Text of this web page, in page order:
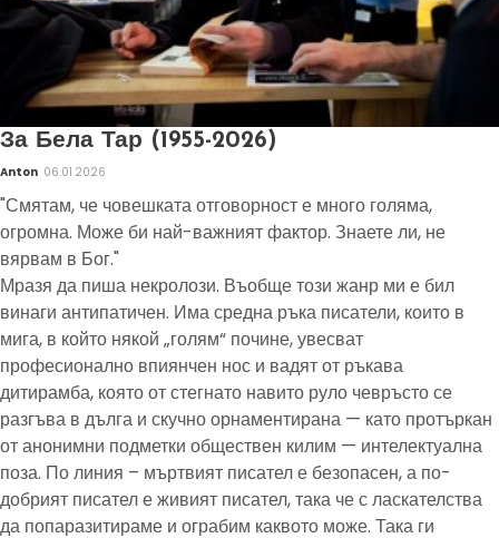
За Бела Тар (1955-2026)
Anton 06.01.2026
"Смятам, че човешката отговорност е много голяма,
огромна. Може би най-важният фактор. Знаете ли, не
вярвам в Бог."
Мразя да пиша некролози. Въобще този жанр ми е бил
винаги антипатичен. Има средна ръка писатели, които в
мига, в който някой „голям“ почине, увесват
професионално впиянчен нос и вадят от ръкава
дитирамба, която от стегнато навито руло чевръсто се
разгъва в дълга и скучно орнаментирана — като протъркан
от анонимни подметки обществен килим — интелектуална
поза. По линия – мъртвият писател е безопасен, а по-
добрият писател е живият писател, така че с ласкателства
да попаразитираме и ограбим каквото може. Така ги